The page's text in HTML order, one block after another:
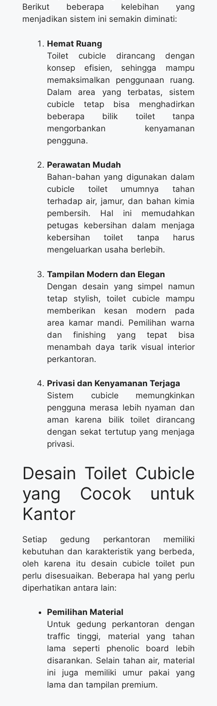
Berikut beberapa kelebihan yang
menjadikan sistem ini semakin diminati:
Hemat Ruang
Toilet cubicle dirancang dengan
konsep efisien, sehingga mampu
memaksimalkan penggunaan ruang.
Dalam area yang terbatas, sistem
cubicle tetap bisa menghadirkan
beberapa bilik toilet tanpa
mengorbankan kenyamanan
pengguna.
Perawatan Mudah
Bahan-bahan yang digunakan dalam
cubicle toilet umumnya tahan
terhadap air, jamur, dan bahan kimia
pembersih. Hal ini memudahkan
petugas kebersihan dalam menjaga
kebersihan toilet tanpa harus
mengeluarkan usaha berlebih.
Tampilan Modern dan Elegan
Dengan desain yang simpel namun
tetap stylish, toilet cubicle mampu
memberikan kesan modern pada
area kamar mandi. Pemilihan warna
dan finishing yang tepat bisa
menambah daya tarik visual interior
perkantoran.
Privasi dan Kenyamanan Terjaga
Sistem cubicle memungkinkan
pengguna merasa lebih nyaman dan
aman karena bilik toilet dirancang
dengan sekat tertutup yang menjaga
privasi.
Desain Toilet Cubicle
yang Cocok untuk
Kantor
Setiap gedung perkantoran memiliki
kebutuhan dan karakteristik yang berbeda,
oleh karena itu desain cubicle toilet pun
perlu disesuaikan. Beberapa hal yang perlu
diperhatikan antara lain:
Pemilihan Material
Untuk gedung perkantoran dengan
traffic tinggi, material yang tahan
lama seperti phenolic board lebih
disarankan. Selain tahan air, material
ini juga memiliki umur pakai yang
lama dan tampilan premium.